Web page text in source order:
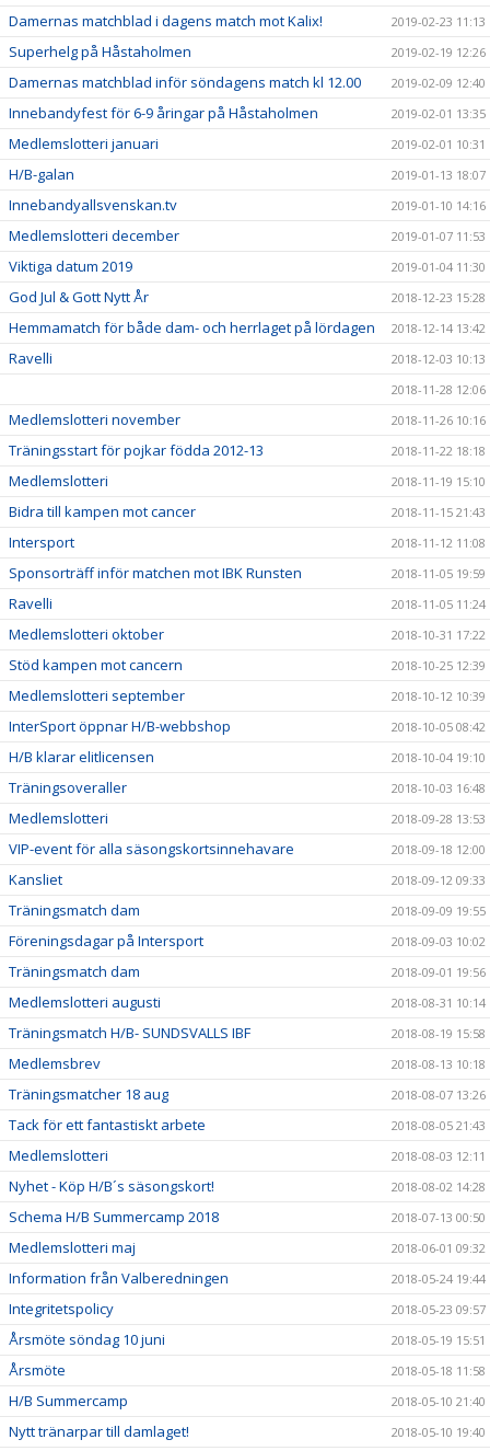
Damernas matchblad i dagens match mot Kalix!
2019-02-23 11:13
Superhelg på Håstaholmen 2019-02-19 12:26
Damernas matchblad inför söndagens match kl 12.00 2019-02-09 12:40
Innebandyfest för 6-9 åringar på Håstaholmen 2019-02-01 13:35
Medlemslotteri januari 2019-02-01 10:31
H/B-galan 2019-01-13 18:07
Innebandyallsvenskan.tv 2019-01-10 14:16
Medlemslotteri december 2019-01-07 11:53
Viktiga datum 2019 2019-01-04 11:30
God Jul & Gott Nytt År 2018-12-23 15:28
Hemmamatch för både dam- och herrlaget på lördagen 2018-12-14 13:42
Ravelli
2018-12-03 10:13
2018-11-28 12:06
Medlemslotteri november 2018-11-26 10:16
Träningsstart för pojkar födda 2012-13 2018-11-22 18:18
Medlemslotteri 2018-11-19 15:10
Bidra till kampen mot cancer 2018-11-15 21:43
Intersport 2018-11-12 11:08
Sponsorträff inför matchen mot IBK Runsten 2018-11-05 19:59
Ravelli 2018-11-05 11:24
Medlemslotteri oktober 2018-10-31 17:22
Stöd kampen mot cancern 2018-10-25 12:39
Medlemslotteri september 2018-10-12 10:39
InterSport öppnar H/B-webbshop 2018-10-05 08:42
H/B klarar elitlicensen 2018-10-04 19:10
Träningsoveraller 2018-10-03 16:48
Medlemslotteri 2018-09-28 13:53
VIP-event för alla säsongskortsinnehavare 2018-09-18 12:00
Kansliet 2018-09-12 09:33
Träningsmatch dam 2018-09-09 19:55
Föreningsdagar på Intersport 2018-09-03 10:02
Träningsmatch dam 2018-09-01 19:56
Medlemslotteri augusti 2018-08-31 10:14
Träningsmatch H/B- SUNDSVALLS IBF 2018-08-19 15:58
Medlemsbrev 2018-08-13 10:18
Träningsmatcher 18 aug 2018-08-07 13:26
Tack för ett fantastiskt arbete 2018-08-05 21:43
Medlemslotteri 2018-08-03 12:11
Nyhet - Köp H/B´s säsongskort! 2018-08-02 14:28
Schema H/B Summercamp 2018 2018-07-13 00:50
Medlemslotteri maj 2018-06-01 09:32
Information från Valberedningen 2018-05-24 19:44
Integritetspolicy 2018-05-23 09:57
Årsmöte söndag 10 juni 2018-05-19 15:51
Årsmöte 2018-05-18 11:58
H/B Summercamp 2018-05-10 21:40
Nytt tränarpar till damlaget! 2018-05-10 19:40